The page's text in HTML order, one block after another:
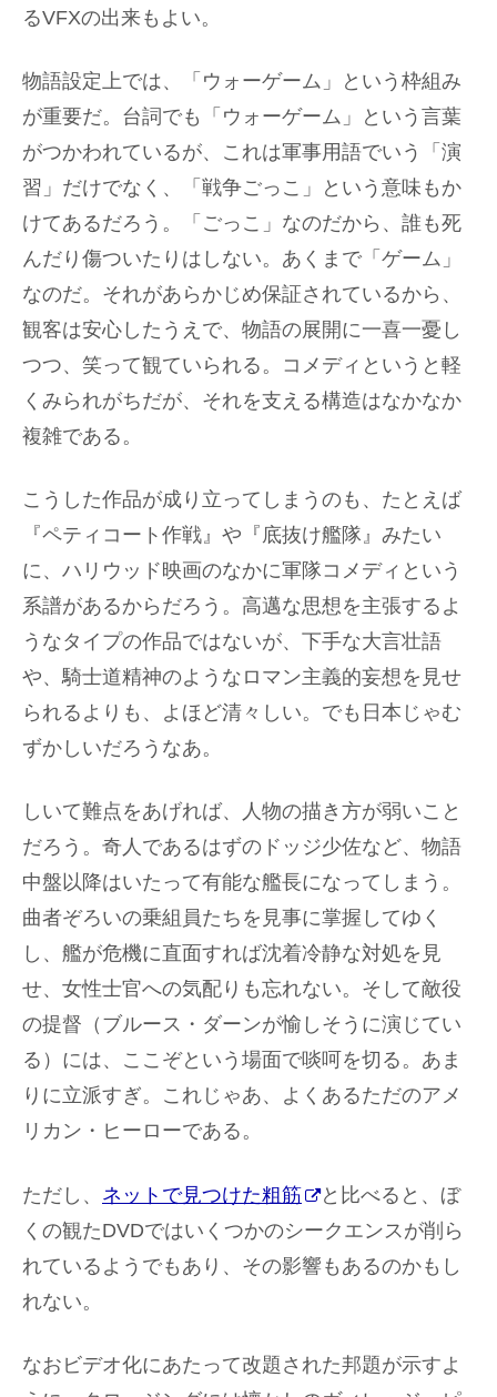
るVFXの出来もよい。
物語設定上では、「ウォーゲーム」という枠組み
が重要だ。台詞でも「ウォーゲーム」という言葉
がつかわれているが、これは軍事用語でいう「演
習」だけでなく、「戦争ごっこ」という意味もか
けてあるだろう。「ごっこ」なのだから、誰も死
んだり傷ついたりはしない。あくまで「ゲーム」
なのだ。それがあらかじめ保証されているから、
観客は安心したうえで、物語の展開に一喜一憂し
つつ、笑って観ていられる。コメディというと軽
くみられがちだが、それを支える構造はなかなか
複雑である。
こうした作品が成り立ってしまうのも、たとえば
『ペティコート作戦』や『底抜け艦隊』みたい
に、ハリウッド映画のなかに軍隊コメディという
系譜があるからだろう。高邁な思想を主張するよ
うなタイプの作品ではないが、下手な大言壮語
や、騎士道精神のようなロマン主義的妄想を見せ
られるよりも、よほど清々しい。でも日本じゃむ
ずかしいだろうなあ。
しいて難点をあげれば、人物の描き方が弱いこと
だろう。奇人であるはずのドッジ少佐など、物語
中盤以降はいたって有能な艦長になってしまう。
曲者ぞろいの乗組員たちを見事に掌握してゆく
し、艦が危機に直面すれば沈着冷静な対処を見
せ、女性士官への気配りも忘れない。そして敵役
の提督（ブルース・ダーンが愉しそうに演じてい
る）には、ここぞという場面で啖呵を切る。あま
りに立派すぎ。これじゃあ、よくあるただのアメ
リカン・ヒーローである。
ただし、 ネットで見つけた粗筋
と比べると、ぼ
くの観たDVDではいくつかのシークエンスが削ら
れているようでもあり、その影響もあるのかもし
れない。
なおビデオ化にあたって改題された邦題が示すよ